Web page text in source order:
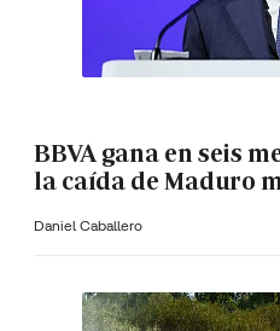
BBVA gana en seis
la caída de Maduro
Daniel Caballero